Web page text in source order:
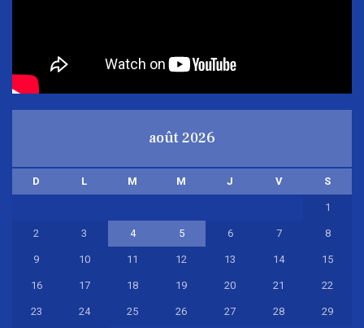
août 2026
D L M M J V S
1
2 3 4 5 6 7 8
9 10 11 12 13 14 15
16 17 18 19 20 21 22
23 24 25 26 27 28 29